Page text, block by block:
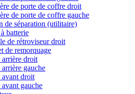
de porte de coffre droit
de porte de coffre gauche
de séparation (utilitaire)
batterie
de rétroviseur droit
de remorquage
arrière droit
arrière gauche
avant droit
avant gauche